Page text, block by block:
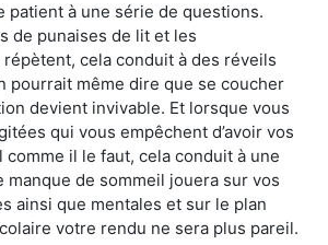
patient à une série de questions.
de punaises de lit et les
cela conduit à des réveils
pourrait même dire que se coucher
devient invivable. Et lorsque vous
qui vous empêchent d’avoir vos
comme il le faut, cela conduit à une
manque de sommeil jouera sur vos
ainsi que mentales et sur le plan
votre rendu ne sera plus pareil.